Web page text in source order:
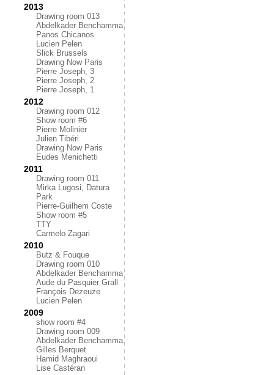
2013
Drawing room 013
Abdelkader Benchamma
Panos Chicanos
Lucien Pelen
Slick Brussels
Drawing Now Paris
Pierre Joseph, 3
Pierre Joseph, 2
Pierre Joseph, 1
2012
Drawing room 012
Show room #6
Pierre Molinier
Julien Tibéri
Drawing Now Paris
Eudes Menichetti
2011
Drawing room 011
Mirka Lugosi, Datura
Park
Pierre-Guilhem Coste
Show room #5
TTY
Carmelo Zagari
2010
Butz & Fouque
Drawing room 010
Abdelkader Benchamma
Aude du Pasquier Grall
François Dezeuze
Lucien Pelen
2009
show room #4
Drawing room 009
Abdelkader Benchamma
Gilles Berquet
Hamid Maghraoui
Lise Castéran